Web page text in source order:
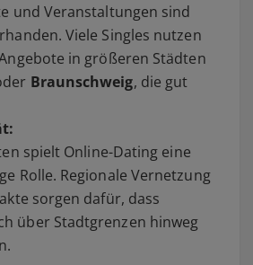
und Veranstaltungen sind
Viele Singles nutzen
in größeren Städten
Braunschweig, die gut
spielt Online-Dating eine
Rolle. Regionale Vernetzung
sorgen dafür, dass
über Stadtgrenzen hinweg